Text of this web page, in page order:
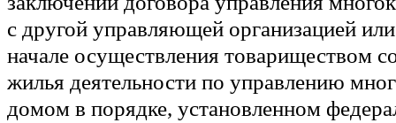
с другой управляющей организацией
начале осуществления товариществом
жилья деятельности по управлению
домом в порядке, установленном